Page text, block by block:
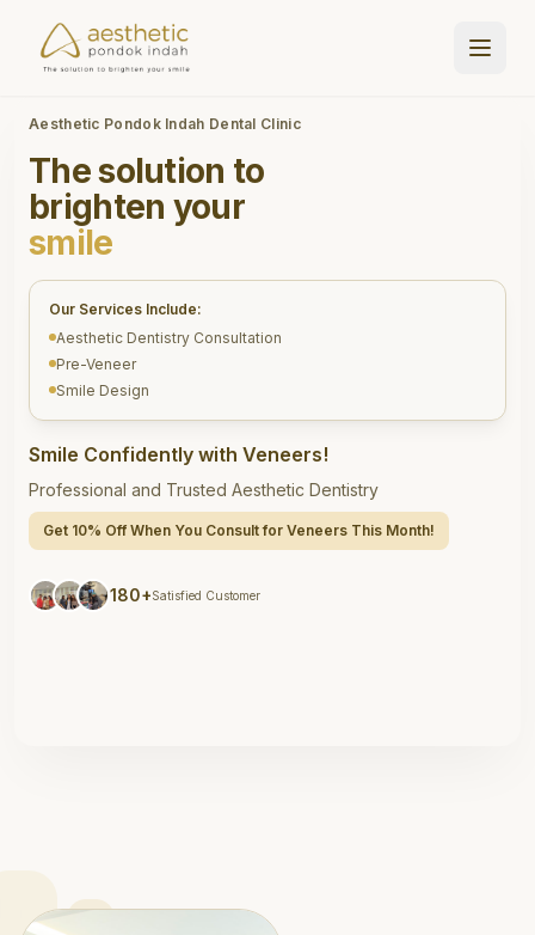
Aesthetic Pondok Indah Dental Clinic
The solution to
brighten your
smile
Our Services Include:
Aesthetic Dentistry Consultation
Pre-Veneer
Smile Design
Smile Confidently with Veneers!
Professional and Trusted Aesthetic Dentistry
Get 10% Off When You Consult for Veneers This Month!
180+Satisfied Customer